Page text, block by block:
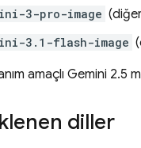
3-pro-image
3.1-flash-image
amaçlı Gemini 2.5
diller